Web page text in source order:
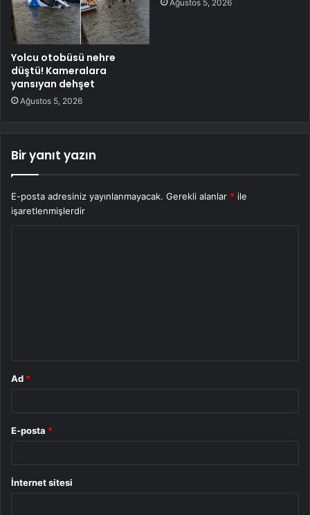
Yolcu otobüsü nehre
düştü! Kameralara
yansıyan dehşet
Ağustos 5, 2026
Ağustos 5, 2026
Bir yanıt yazın
E-posta adresiniz yayınlanmayacak. Gerekli alanlar * ile
işaretlenmişlerdir
Ad *
E-posta *
İnternet sitesi